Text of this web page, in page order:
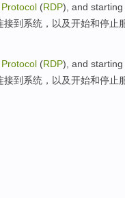
Protocol (RDP), and starting
接到系统， 以及开始和停止
Protocol (RDP), and starting
接到系统， 以及开始和停止